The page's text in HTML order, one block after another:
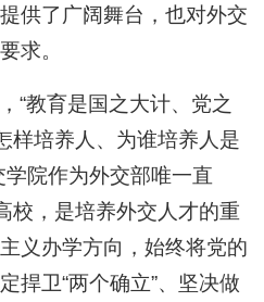
供了广阔舞台，也对外交
求。
“教育是国之大计、党之
样培养人、为谁培养人是
院作为外交部唯一直
校，是培养外交人才的重
义办学方向，始终将党的
捍卫“两个确立”、坚决做